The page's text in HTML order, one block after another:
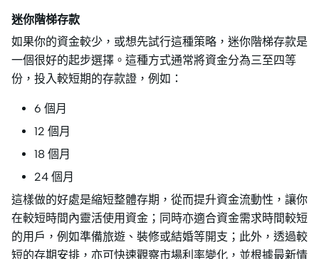
迷你階梯存款
如果你的資金較少，或想先試行這種策略，迷你階梯存款是
一個很好的起步選擇。這種方式通常將資金分為三至四等
份，投入較短期的存款證，例如：
6 個月
12 個月
18 個月
24 個月
這樣做的好處是縮短整體存期，從而提升資金流動性，讓你
在較短時間內靈活使用資金；同時亦適合資金需求時間較短
的用戶，例如準備旅遊、裝修或結婚等開支；此外，透過較
短的存期安排，亦可快速觀察市場利率變化，並根據最新情